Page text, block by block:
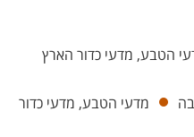
הטבע, מדעי כדור הארץ
מדעי הטבע, מדעי כדור